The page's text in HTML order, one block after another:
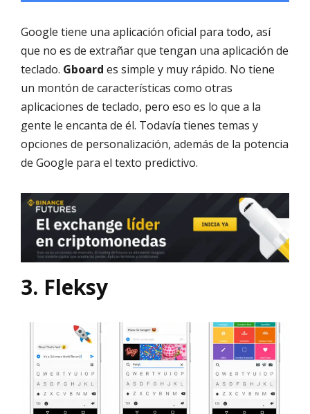
Google tiene una aplicación oficial para todo, así
que no es de extrañar que tengan una aplicación de
teclado. Gboard es simple y muy rápido. No tiene
un montón de características como otras
aplicaciones de teclado, pero eso es lo que a la
gente le encanta de él. Todavía tienes temas y
opciones de personalización, además de la potencia
de Google para el texto predictivo.
3. Fleksy